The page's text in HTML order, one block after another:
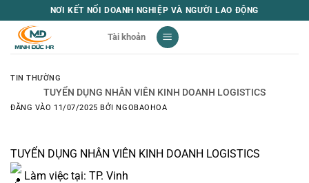
qua
NƠI KẾT NỐI DOANH NGHIỆP VÀ NGƯỜI LAO ĐỘNG
Tài khoản
TIN THƯỜNG
TUYỂN DỤNG NHÂN VIÊN KINH DOANH LOGISTICS
ĐĂNG VÀO 11/07/2025 BỞINGOBAOHOA
TUYỂN DỤNG NHÂN VIÊN KINH DOANH LOGISTICS
Làm việc tại: TP. Vinh